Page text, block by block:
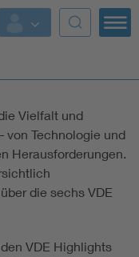
Vielfalt und
von Technologie und
Herausforderungen.
die sechs VDE
VDE Highlights